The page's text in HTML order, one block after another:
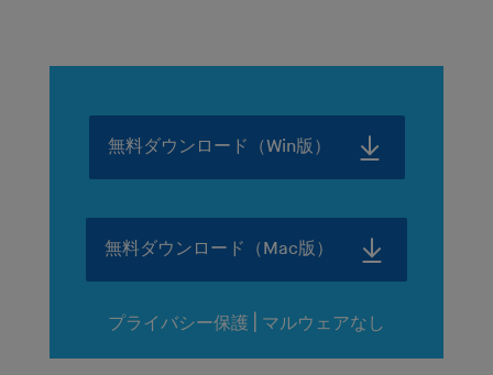
無料ダウンロード（Win版）
無料ダウンロード（Mac版）
プライバシー保護 | マルウェアなし